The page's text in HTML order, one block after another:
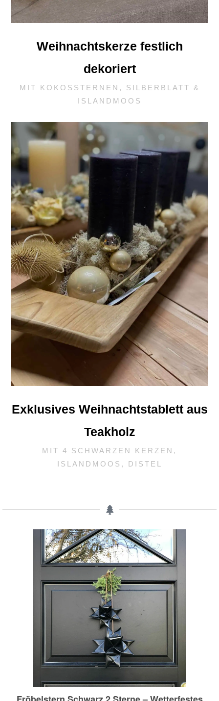
Weihnachtskerze festlich
dekoriert
MIT KOKOSSTERNEN, SILBERBLATT &
ISLANDMOOS
Exklusives Weihnachtstablett aus
Teakholz
MIT 4 SCHWARZEN KERZEN,
ISLANDMOOS, DISTEL